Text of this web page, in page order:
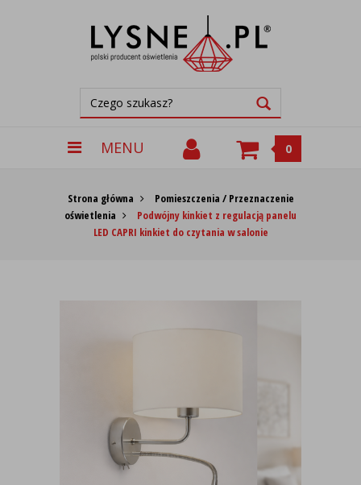
MENU 0
Strona główna
Pomieszczenia / Przeznaczenie
oświetlenia
Podwójny kinkiet z regulacją panelu
LED CAPRI kinkiet do czytania w salonie